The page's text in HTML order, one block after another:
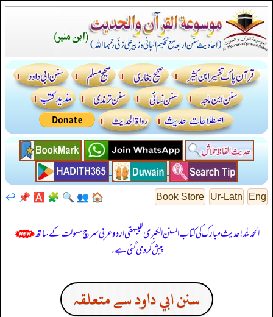
Eng
Ur-Latn
Book Store
🏠
👥
🔍
🧩
🅰️
📌
↩️
الحمدللہ! حدیث مبارک کی کتاب السنن الكبرى للبيهقي اردو عربی سرچ سہولت کے ساتھ
پیش کر دی گئی ہے۔
سنن ابي داود سے متعلقہ